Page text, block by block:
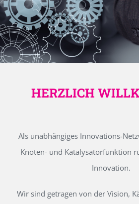
HERZLICH
Als unabhängiges Innovations-
Knoten- und Katalysatorfunktion
Innovation.
Wir sind getragen von der Vision,